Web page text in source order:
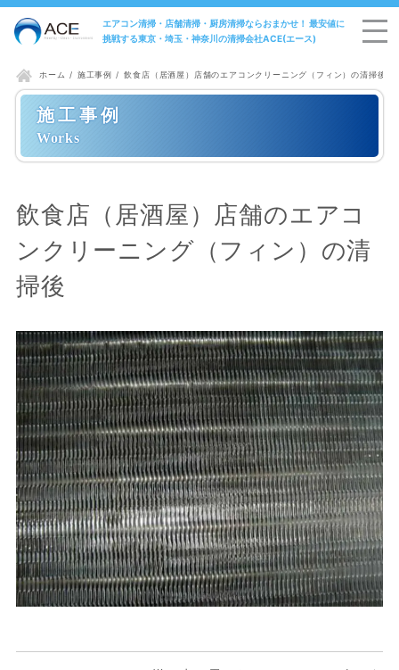
エアコン清掃・店舗清掃・厨房清掃ならおまかせ！ 最安値に
挑戦する東京・埼玉・神奈川の清掃会社ACE(エース)
ホーム 施工事例 飲食店（居酒屋）店舗のエアコンクリーニング（フィン）の清掃後
施工事例
飲食店（居酒屋）店舗のエアコ
ンクリーニング（フィン）の清
掃後